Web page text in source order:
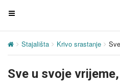
T
g
e
Stajališta Krivo srastanje
Sve u svoje